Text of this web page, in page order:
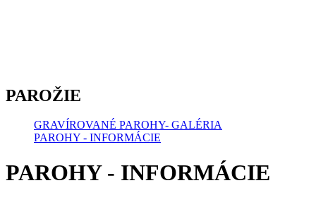
PAROŽIE
GRAVÍROVANÉ PAROHY- GALÉRIA
PAROHY - INFORMÁCIE
PAROHY - INFORMÁCIE